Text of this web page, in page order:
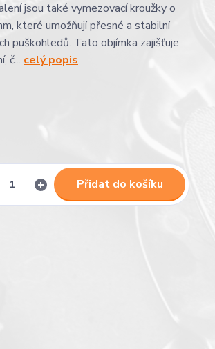
jsou také vymezovací kroužky o
které umožňují přesné a stabilní
puškohledů. Tato objímka zajišťuje
č... celý popis
Přidat do košíku